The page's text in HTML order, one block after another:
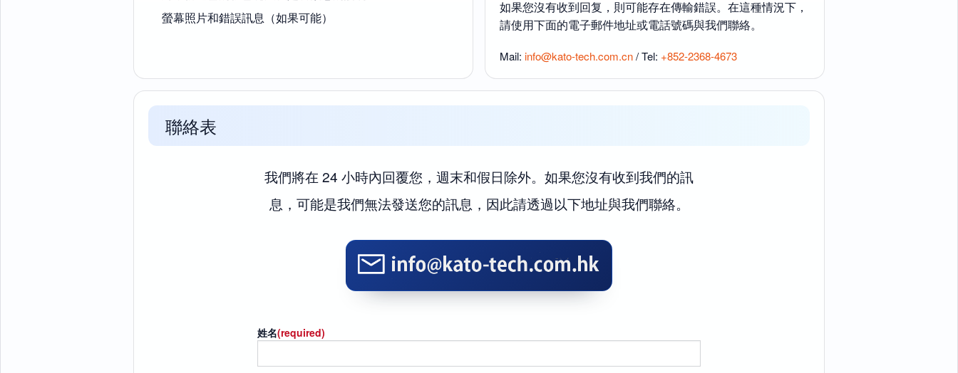
螢幕照片和錯誤訊息（如果可能）
如果您沒有收到回复，則可能存在傳輸錯誤。在這種情況下，
請使用下面的電子郵件地址或電話號碼與我們聯絡。
Mail: info@kato-tech.com.cn/ Tel: +852-2368-4673
聯絡表
我們將在 24 小時內回覆您，週末和假日除外。如果您沒有收到我們的訊
息，可能是我們無法發送您的訊息，因此請透過以下地址與我們聯絡。
姓名(required)